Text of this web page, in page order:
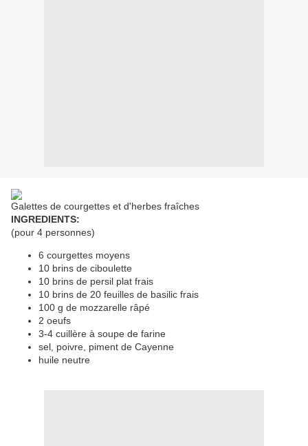
Galettes de courgettes et d'herbes fraîches
INGREDIENTS:
(pour 4 personnes)
6 courgettes moyens
10 brins de ciboulette
10 brins de persil plat frais
10 brins de 20 feuilles de basilic frais
100 g de mozzarelle râpé
2 oeufs
3-4 cuillère à soupe de farine
sel, poivre, piment de Cayenne
huile neutre